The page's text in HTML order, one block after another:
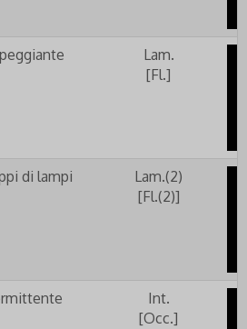
Lam.
[Fl.]
di lampi
Lam.(2)
[Fl.(2)]
Int.
[Occ.]